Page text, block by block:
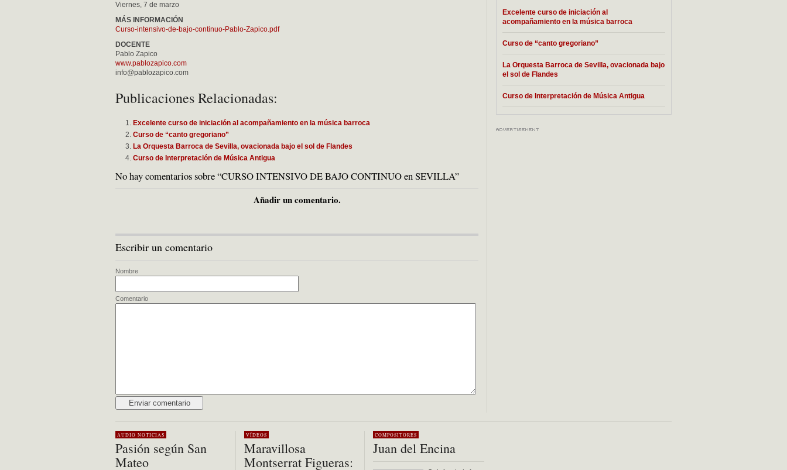
Excelente curso de iniciación al
acompañamiento en la música barroca
Curso de “canto gregoriano”
La Orquesta Barroca de Sevilla, ovacionada bajo
el sol de Flandes
Curso de Interpretación de Música Antigua
Viernes, 7 de marzo
MÁS INFORMACIÓN
Curso-intensivo-de-bajo-continuo-Pablo-Zapico.pdf
DOCENTE
Pablo Zapico
www.pablozapico.com
info@pablozapico.com
Publicaciones Relacionadas:
Excelente curso de iniciación al acompañamiento en la música barroca
Curso de “canto gregoriano”
La Orquesta Barroca de Sevilla, ovacionada bajo el sol de Flandes
Curso de Interpretación de Música Antigua
No hay comentarios sobre “CURSO INTENSIVO DE BAJO CONTINUO en SEVILLA”
Añadir un comentario.
Escribir un comentario
Nombre
Comentario
AUDIO NOTICIAS
Pasión según San
Mateo
VÍDEOS
Maravillosa
Montserrat Figueras:
COMPOSITORES
Juan del Encina